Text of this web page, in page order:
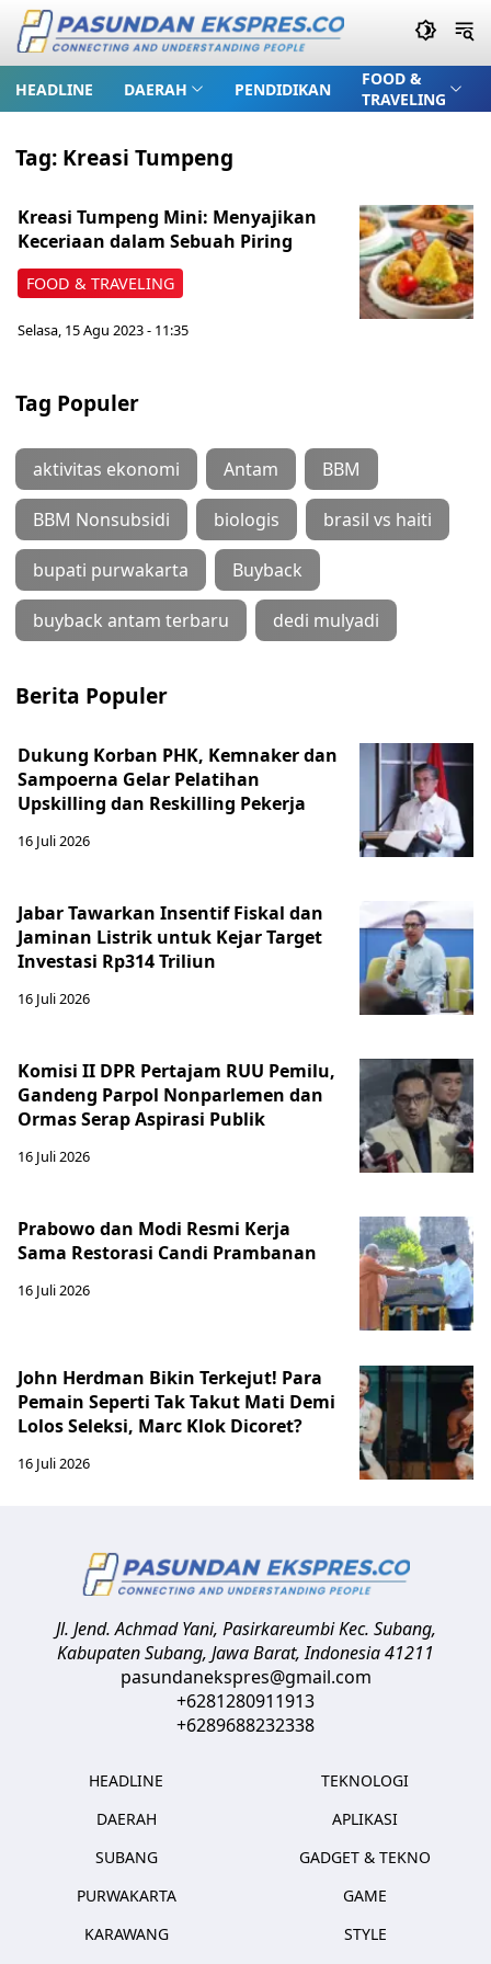
HEADLINE DAERAH PENDIDIKAN
FOOD &
TRAVELING
Tag: Kreasi Tumpeng
FOOD & TRAVELING
Kreasi Tumpeng Mini: Menyajikan
Keceriaan dalam Sebuah Piring
Selasa, 15 Agu 2023 - 11:35
Tag Populer
aktivitas ekonomi Antam BBM
BBM Nonsubsidi biologis brasil vs haiti
bupati purwakarta Buyback
buyback antam terbaru dedi mulyadi
Berita Populer
Dukung Korban PHK, Kemnaker dan
Sampoerna Gelar Pelatihan
Upskilling dan Reskilling Pekerja
16 Juli 2026
Jabar Tawarkan Insentif Fiskal dan
Jaminan Listrik untuk Kejar Target
Investasi Rp314 Triliun
16 Juli 2026
Komisi II DPR Pertajam RUU Pemilu,
Gandeng Parpol Nonparlemen dan
Ormas Serap Aspirasi Publik
16 Juli 2026
Prabowo dan Modi Resmi Kerja
Sama Restorasi Candi Prambanan
16 Juli 2026
John Herdman Bikin Terkejut! Para
Pemain Seperti Tak Takut Mati Demi
Lolos Seleksi, Marc Klok Dicoret?
16 Juli 2026
Jl. Jend. Achmad Yani, Pasirkareumbi Kec. Subang,
Kabupaten Subang, Jawa Barat,Indonesia41211
pasundanekspres@gmail.com
+6281280911913
+6289688232338
HEADLINE
DAERAH
SUBANG
PURWAKARTA
KARAWANG
TEKNOLOGI
APLIKASI
GADGET & TEKNO
GAME
STYLE